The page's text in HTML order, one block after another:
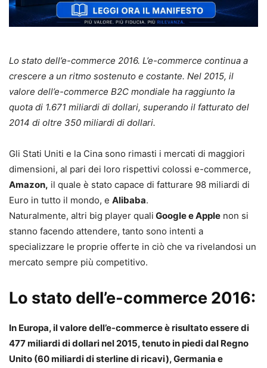
Lo stato dell’e-commerce 2016. L’e-commerce continua a
crescere a un ritmo sostenuto e costante. Nel 2015, il
valore dell’e-commerce B2C mondiale ha raggiunto la
quota di 1.671 miliardi di dollari, superando il fatturato del
2014 di oltre 350 miliardi di dollari.
Gli Stati Uniti e la Cina sono rimasti i mercati di maggiori
dimensioni, al pari dei loro rispettivi colossi e-commerce,
Amazon, il quale è stato capace di fatturare 98 miliardi di
Euro in tutto il mondo, e Alibaba.
Naturalmente, altri big player quali Google e Apple non si
stanno facendo attendere, tanto sono intenti a
specializzare le proprie offerte in ciò che va rivelandosi un
mercato sempre più competitivo.
Lo stato dell’e-commerce 2016:
In Europa, il valore dell’e-commerce è risultato essere di
477 miliardi di dollari nel 2015, tenuto in piedi dal Regno
Unito (60 miliardi di sterline di ricavi), Germania e